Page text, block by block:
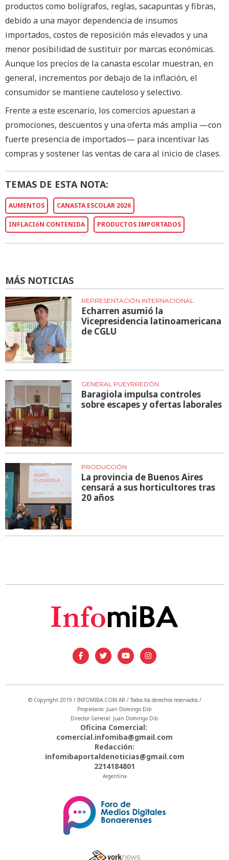
productos como bolígrafos, reglas, sacapuntas y fibras,
debido a una mayor dependencia de insumos
importados, costos de reposición más elevados y una
menor posibilidad de sustituir por marcas económicas.
Aunque los precios de la canasta escolar muestran, en
general, incrementos por debajo de la inflación, el
consumidor se mantiene cauteloso y selectivo.
Frente a este escenario, los comercios apuestan a
promociones, descuentos y una oferta más amplia —con
fuerte presencia de importados— para incentivar las
compras y sostener las ventas de cara al inicio de clases.
TEMAS DE ESTA NOTA:
AUMENTOS CANASTA ESCOLAR 2026
INFLACIóN CONTENIDA PRODUCTOS IMPORTADOS
MÁS NOTICIAS
REPRESENTACIÓN INTERNACIONAL
Echarren asumió la
Vicepresidencia latinoamericana
de CGLU
GENERAL PUEYRREDÓN
Baragiola impulsa controles
sobre escapes y ofertas laborales
PRODUCCIÓN
La provincia de Buenos Aires
censará a sus horticultores tras
20 años
© Copyright 2019 / INFOMIBA.COM.AR / Todos los derechos reservados /
Propietario: Juan Domingo Dib
Director General: Juan Domingo Dib
Oficina Comercial:
comercial.infomiba@gmail.com
Redacción:
infomibaportaldenoticias@gmail.com
2214184801
Argentina